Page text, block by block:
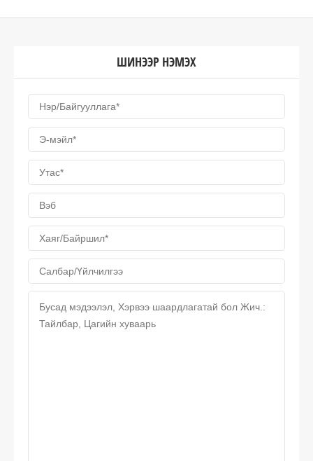
ШИНЭЭР НЭМЭХ